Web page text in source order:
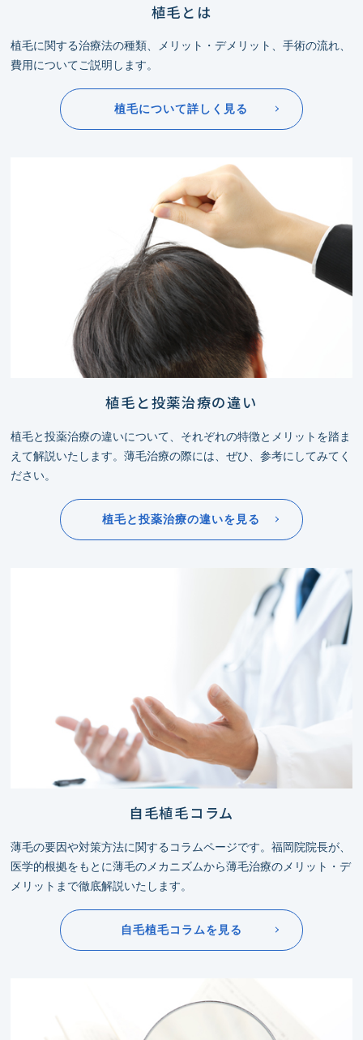
植毛とは
植毛に関する治療法の種類、メリット・デメリット、手術の流れ、
費用についてご説明します。
植毛について詳しく見る
植毛と投薬治療の違い
植⽑と投薬治療の違いについて、それぞれの特徴とメリットを踏ま
えて解説いたします。薄毛治療の際には、ぜひ、参考にしてみてく
ださい。
植毛と投薬治療の違いを見る
自毛植毛コラム
薄毛の要因や対策方法に関するコラムページです。福岡院院長が、
医学的根拠をもとに薄毛のメカニズムから薄毛治療のメリット・デ
メリットまで徹底解説いたします。
自毛植毛コラムを見る